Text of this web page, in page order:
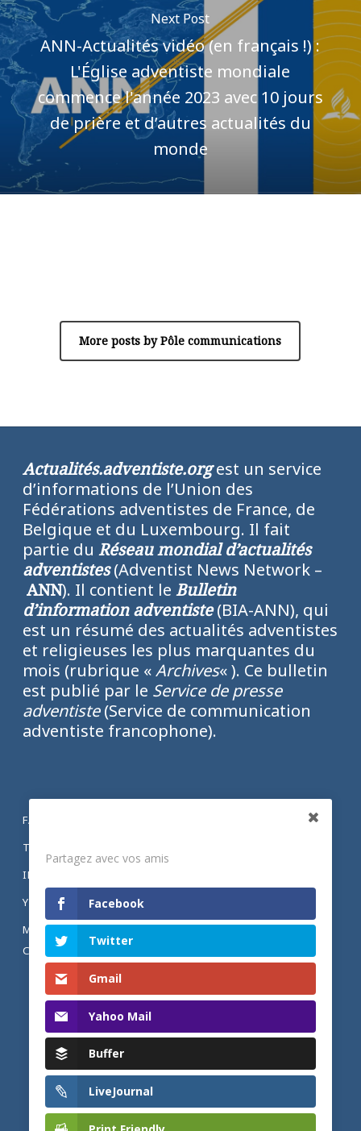
Next Post
ANN-Actualités vidéo (en français !) :
L'Église adventiste mondiale
commence l'année 2023 avec 10 jours
de prière et d’autres actualités du
monde
More posts by Pôle communications
Actualités.adventiste.orgest un service
d’informations de l’Union des
Fédérations adventistes de France, de
Belgique et du Luxembourg. Il fait
partie du Réseau mondial d’actualités
adventistes(Adventist News Network –
ANN). Il contient le Bulletin
d’information adventiste(BIA-ANN), qui
est un résumé des actualités adventistes
et religieuses les plus marquantes du
mois (rubrique «Archives« ). Ce bulletin
est publié par le Service de presse
adventiste(Service de communication
adventiste francophone).
FACEBOOK
TWITTER
INSTAGRAM
YOUTUBE
MENTIONS LÉGALES ET POLITIQUE DE
CONFIDENTIALITÉ
Partagez avec vos amis
Facebook
Twitter
Gmail
Yahoo Mail
Buffer
LiveJournal